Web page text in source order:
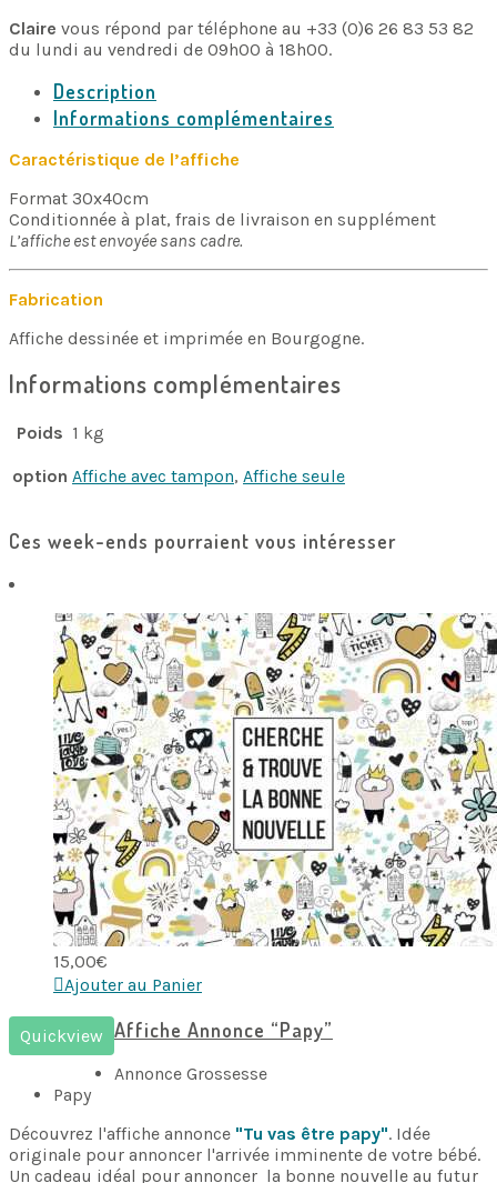
Claire vous répond par téléphone au +33 (0)6 26 83 53 82
du lundi au vendredi de 09h00 à 18h00.
Description
Informations complémentaires
Caractéristique de l’affiche
Format 30x40cm
Conditionnée à plat, frais de livraison en supplément
L’affiche est envoyée sans cadre.
Fabrication
Affiche dessinée et imprimée en Bourgogne.
Informations complémentaires
Poids 1 kg
option Affiche avec tampon, Affiche seule
Ces week-ends pourraient vous intéresser
15,00€
Ajouter au Panier
Quickview Affiche Annonce “Papy”
Annonce Grossesse
Papy
Découvrez l'affiche annonce "Tu vas être papy". Idée
originale pour annoncer l'arrivée imminente de votre bébé.
Un cadeau idéal pour annoncer la bonne nouvelle au futur